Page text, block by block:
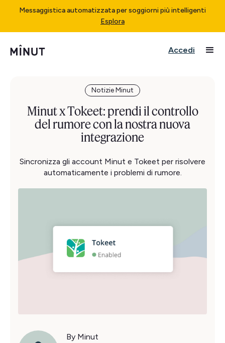
Messaggistica automatizzata per soggiorni più intelligenti
Esplora
Accedi
Notizie Minut
Minut x Tokeet: prendi il controllo
del rumore con la nostra nuova
integrazione
Sincronizza gli account Minut e Tokeet per risolvere
automaticamente i problemi di rumore.
By Minut